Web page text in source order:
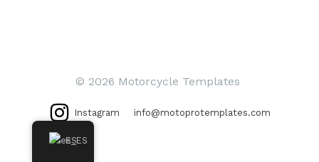
© 2026 Motorcycle Templates
Instagram info@motoprotemplates.com
ES